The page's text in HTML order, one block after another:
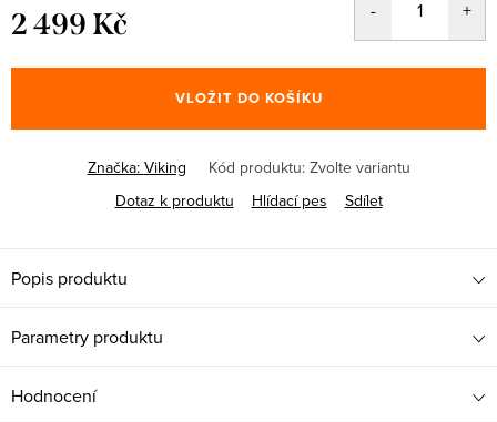
2 499 Kč
cena:
VLOŽIT DO KOŠÍKU
Značka: Viking Kód produktu: Zvolte variantu
Dotaz k produktu
Hlídací pes Sdílet
Popis produktu
Parametry produktu
Hodnocení